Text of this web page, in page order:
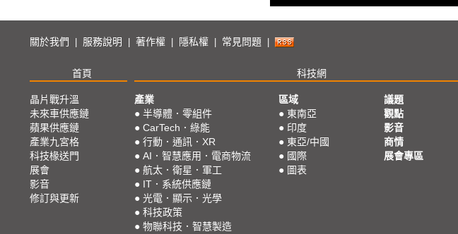
關於我們 服務說明 著作權 隱私權 常見問題
首頁 科技網
晶片戰升溫
未來車供應鏈
蘋果供應鏈
產業九宮格
科技椽送門
展會
影音
修訂與更新
產業
● 半導體．零組件
● CarTech．綠能
● 行動．通訊．XR
● AI．智慧應用．電商物流
● 航太．衛星．軍工
● IT．系統供應鏈
● 光電．顯示．光學
● 科技政策
● 物聯科技．智慧製造
區域
● 東南亞
● 印度
● 東亞/中國
● 國際
● 圖表
議題
觀點
影音
商情
展會專區